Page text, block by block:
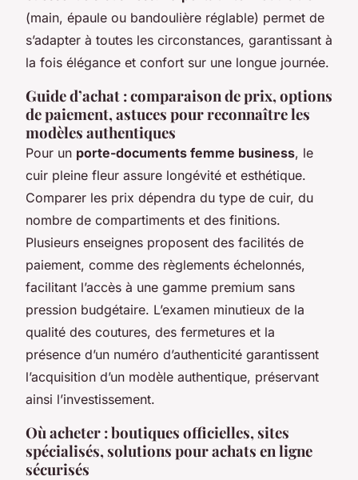
(main, épaule ou bandoulière réglable) permet de
s’adapter à toutes les circonstances, garantissant à
la fois élégance et confort sur une longue journée.
Guide d’achat : comparaison de prix, options
de paiement, astuces pour reconnaître les
modèles authentiques
Pour un porte-documents femme business, le
cuir pleine fleur assure longévité et esthétique.
Comparer les prix dépendra du type de cuir, du
nombre de compartiments et des finitions.
Plusieurs enseignes proposent des facilités de
paiement, comme des règlements échelonnés,
facilitant l’accès à une gamme premium sans
pression budgétaire. L’examen minutieux de la
qualité des coutures, des fermetures et la
présence d’un numéro d’authenticité garantissent
l’acquisition d’un modèle authentique, préservant
ainsi l’investissement.
Où acheter : boutiques officielles, sites
spécialisés, solutions pour achats en ligne
sécurisés